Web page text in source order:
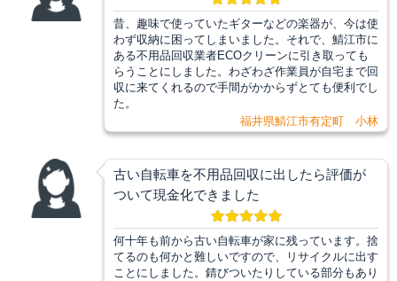
昔、趣味で使っていたギターなどの楽器が、今は使
わず収納に困ってしまいました。それで、鯖江市に
ある不用品回収業者ECOクリーンに引き取っても
らうことにしました。わざわざ作業員が自宅まで回
収に来てくれるので手間がかからずとても便利でし
た。
福井県鯖江市有定町 小林
古い自転車を不用品回収に出したら評価が
ついて現金化できました
何十年も前から古い自転車が家に残っています。捨
てるのも何かと難しいですので、リサイクルに出す
ことにしました。錆びついたりしている部分もあり